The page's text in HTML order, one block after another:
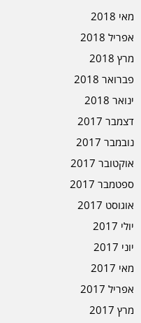
מאי 2018
אפריל 2018
מרץ 2018
פברואר 2018
ינואר 2018
דצמבר 2017
נובמבר 2017
אוקטובר 2017
ספטמבר 2017
אוגוסט 2017
יולי 2017
יוני 2017
מאי 2017
אפריל 2017
מרץ 2017